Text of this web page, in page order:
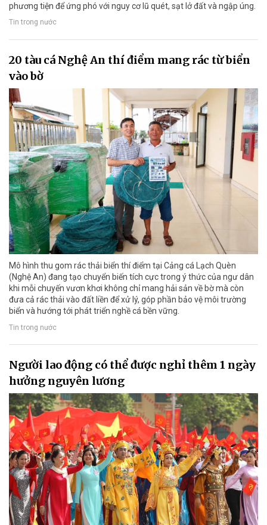
phương tiện để ứng phó với nguy cơ lũ quét, sạt lở đất và ngập úng.
Tin trong nước
20 tàu cá Nghệ An thí điểm mang rác từ biển
vào bờ
Mô hình thu gom rác thải biển thí điểm tại Cảng cá Lạch Quèn
(Nghệ An) đang tạo chuyển biến tích cực trong ý thức của ngư dân
khi mỗi chuyến vươn khơi không chỉ mang hải sản về bờ mà còn
đưa cả rác thải vào đất liền để xử lý, góp phần bảo vệ môi trường
biển và hướng tới phát triển nghề cá bền vững.
Tin trong nước
Người lao động có thể được nghỉ thêm 1 ngày
hưởng nguyên lương